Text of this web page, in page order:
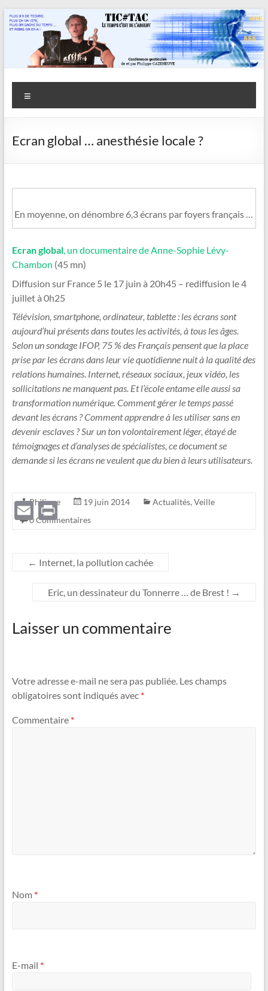
Aller
au
Savoir
en
actes
Ecran global … anesthésie locale ?
En moyenne, on dénombre 6,3 écrans par foyers français …
Ecran global, un documentaire de Anne-Sophie Lévy-
Chambon (45 mn)
Diffusion sur France 5 le 17 juin à 20h45 – rediffusion le 4
juillet à 0h25
Télévision, smartphone, ordinateur, tablette : les écrans sont
aujourd’hui présents dans toutes les activités, à tous les âges.
Selon un sondage IFOP, 75 % des Français pensent que la place
prise par les écrans dans leur vie quotidienne nuit à la qualité des
relations humaines. Internet, réseaux sociaux, jeux vidéo, les
sollicitations ne manquent pas. Et l’école entame elle aussi sa
transformation numérique. Comment gérer le temps passé
devant les écrans ? Comment apprendre à les utiliser sans en
devenir esclaves ? Sur un ton volontairement léger, étayé de
témoignages et d’analyses de spécialistes, ce document se
demande si les écrans ne veulent que du bien à leurs utilisateurs.
E
m
P
ri
Philippe 19 juin 2014 Actualités, Veille
0 Commentaires
← Internet, la pollution cachée
Eric, un dessinateur du Tonnerre … de Brest ! →
Laisser un commentaire
Votre adresse e-mail ne sera pas publiée. Les champs
obligatoires sont indiqués avec *
Commentaire *
Nom *
E-mail *